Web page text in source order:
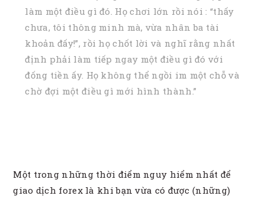
làm một điều gì đó. Họ chơi lớn rồi nói : “thấy
chưa, tôi thông minh mà, vừa nhân ba tài
khoản đấy!”, rồi họ chốt lời và nghĩ rằng nhất
định phải làm tiếp ngay một điều gì đó với
đống tiền ấy. Họ không thể ngồi im một chỗ và
chờ đợi một điều gì mới hình thành.”
Một trong những thời điểm nguy hiểm nhất để
giao dịch forex là khi bạn vừa có được (những)